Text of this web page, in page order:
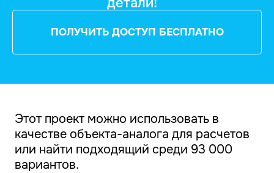
ПОЛУЧИТЬ ДОСТУП БЕСПЛАТНО
Этот проект можно использовать в
качестве объекта-аналога для расчетов
или найти подходящий среди 93 000
вариантов.